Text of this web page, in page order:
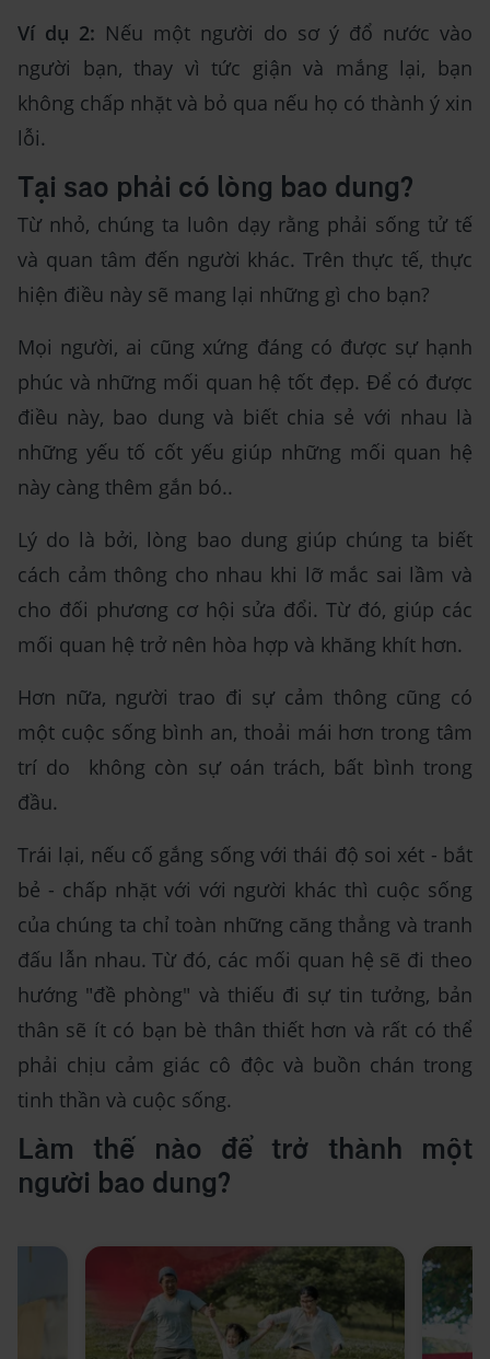
Ví dụ 2: Nếu một người do sơ ý đổ nước vào
người bạn, thay vì tức giận và mắng lại, bạn
không chấp nhặt và bỏ qua nếu họ có thành ý xin
lỗi.
Tại sao phải có lòng bao dung?
Từ nhỏ, chúng ta luôn dạy rằng phải sống tử tế
và quan tâm đến người khác. Trên thực tế, thực
hiện điều này sẽ mang lại những gì cho bạn?
Mọi người, ai cũng xứng đáng có được sự hạnh
phúc và những mối quan hệ tốt đẹp. Để có được
điều này, bao dung và biết chia sẻ với nhau là
những yếu tố cốt yếu giúp những mối quan hệ
này càng thêm gắn bó..
Lý do là bởi, lòng bao dung giúp chúng ta biết
cách cảm thông cho nhau khi lỡ mắc sai lầm và
cho đối phương cơ hội sửa đổi. Từ đó, giúp các
mối quan hệ trở nên hòa hợp và khăng khít hơn.
Hơn nữa, người trao đi sự cảm thông cũng có
một cuộc sống bình an, thoải mái hơn trong tâm
trí do không còn sự oán trách, bất bình trong
đầu.
Trái lại, nếu cố gắng sống với thái độ soi xét - bắt
bẻ - chấp nhặt với với người khác thì cuộc sống
của chúng ta chỉ toàn những căng thẳng và tranh
đấu lẫn nhau. Từ đó, các mối quan hệ sẽ đi theo
hướng "đề phòng" và thiếu đi sự tin tưởng, bản
thân sẽ ít có bạn bè thân thiết hơn và rất có thể
phải chịu cảm giác cô độc và buồn chán trong
tinh thần và cuộc sống.
Làm thế nào để trở thành một
người bao dung?